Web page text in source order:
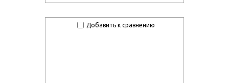
Добавить к сравнению